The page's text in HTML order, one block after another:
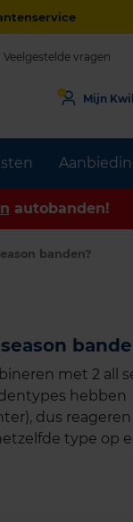
Veelgestelde vragen
Mijn
autobanden!
banden?
met 2 all
hebben
dus reageren
type op